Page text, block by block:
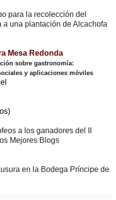
para la recolección del
a una plantación de Alcachofa
Mesa Redonda
sobre gastronomía:
y aplicaciones móviles
a los ganadores del II
Mejores Blogs
en la Bodega Príncipe de